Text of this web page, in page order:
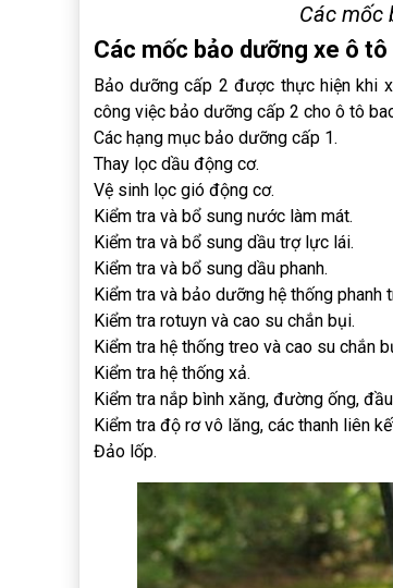
Các mốc
Các mốc bảo dưỡng xe ô
Bảo dưỡng cấp 2 được thực hiện khi
công việc bảo dưỡng cấp 2 cho ô tô
Các hạng mục bảo dưỡng cấp 1.
Thay lọc dầu động cơ.
Vệ sinh lọc gió động cơ.
Kiểm tra và bổ sung nước làm mát.
Kiểm tra và bổ sung dầu trợ lực lái.
Kiểm tra và bổ sung dầu phanh.
Kiểm tra và bảo dưỡng hệ thống phanh
Kiểm tra rotuyn và cao su chắn bụi.
Kiểm tra hệ thống treo và cao su chắn
Kiểm tra hệ thống xả.
Kiểm tra nắp bình xăng, đường ống,
Kiểm tra độ rơ vô lăng, các thanh liên
Đảo lốp.